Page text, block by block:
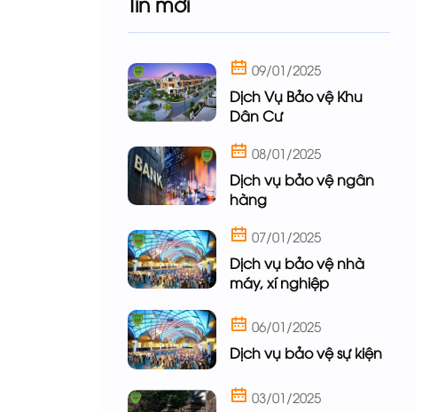
09/01/2025
Dịch Vụ Bảo vệ Khu
Dân Cư
08/01/2025
Dịch vụ bảo vệ ngân
hàng
07/01/2025
Dịch vụ bảo vệ nhà
máy, xí nghiệp
06/01/2025
Dịch vụ bảo vệ sự kiện
03/01/2025